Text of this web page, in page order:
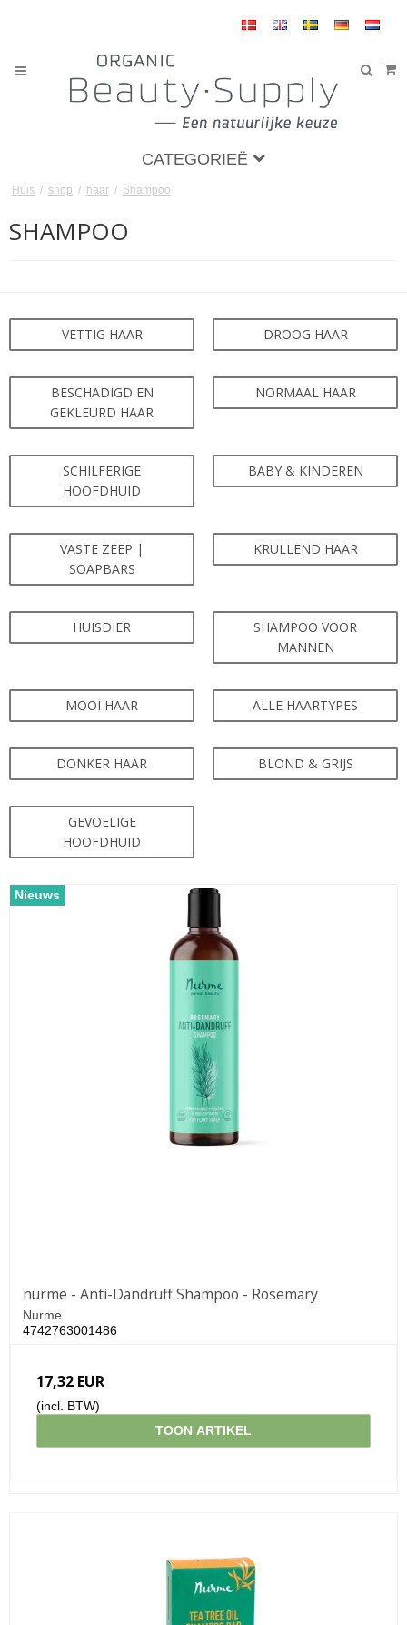
CATEGORIEË
Huis / shop / haar / Shampoo
SHAMPOO
VETTIG HAAR DROOG HAAR
BESCHADIGD EN
GEKLEURD HAAR
NORMAAL HAAR
SCHILFERIGE
HOOFDHUID
BABY & KINDEREN
VASTE ZEEP |
SOAPBARS
KRULLEND HAAR
HUISDIER
SHAMPOO VOOR
MANNEN
MOOI HAAR ALLE HAARTYPES
DONKER HAAR BLOND & GRIJS
GEVOELIGE
HOOFDHUID
Nieuws
nurme - Anti-Dandruff Shampoo - Rosemary
Nurme
4742763001486
17,32 EUR
(incl. BTW)
TOON ARTIKEL